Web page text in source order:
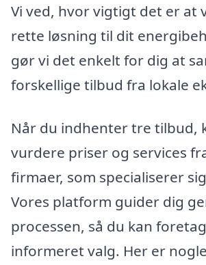
Vi ved, hvor vigtigt det er at
rette løsning til dit
gør vi det enkelt for dig at
forskellige tilbud fra lokale
Når du indhenter tre tilbud,
vurdere priser og services
firmaer, som specialiserer
Vores platform guider dig
processen, så du kan
informeret valg. Her er